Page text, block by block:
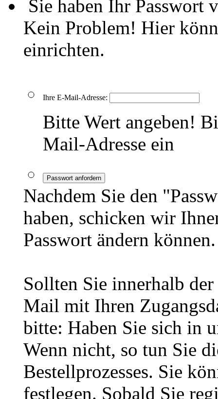
Sie haben Ihr Passwort
Kein Problem! Hier
einrichten.
Ihre E-Mail-Adresse:
Bitte Wert angeben!
Mail-Adresse ein
Passwort anfordern
Nachdem Sie den
haben, schicken wir
Passwort ändern können.
Sollten Sie innerhalb
Mail mit Ihren
bitte: Haben Sie sich in
Wenn nicht, so tun Sie
Bestellprozesses. Sie
festlegen. Sobald Sie